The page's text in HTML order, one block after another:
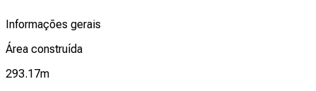
Informações gerais
Área construída
293.17m